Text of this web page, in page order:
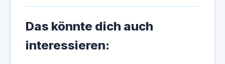
Das könnte dich auch
interessieren: